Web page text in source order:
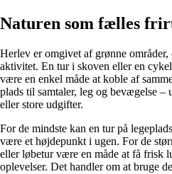
Naturen som fælles
Herlev er omgivet af grønne
aktivitet. En tur i skoven eller en
være en enkel måde at koble af
plads til samtaler, leg og bevægelse
eller store udgifter.
For de mindste kan en tur på
være et højdepunkt i ugen. For de
eller løbetur være en måde at få frisk
oplevelser. Det handler om at bruge